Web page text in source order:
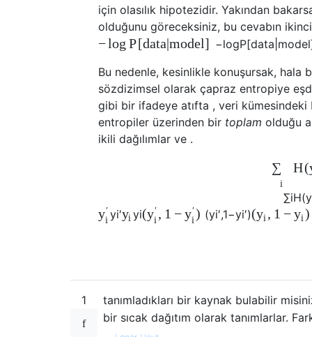
için olasılık hipotezidir. Yakından
olduğunu göreceksiniz, bu cevabın
−log P [data model] −logP[data model
Bu nedenle, kesinlikle konuşursak, hala
sözdizimsel olarak çapraz entropiye
gibi bir ifadeye atıfta , veri
entropiler üzerinden bir toplam olduğu
ikili dağılımlar ve .
∑
i
H(
∑iH(y
y′
i yi′yi yi(y′
i , 1 − y′
i ) (yi′,1−yi′)(yi , 1 − yi )
1
tanımladıkları bir kaynak bulabilir
bir sıcak dağıtım olarak tanımlarlar.